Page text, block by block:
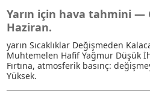
Yarın için hava tahmini —
Haziran.
yarın Sıcaklıklar Değişmeden
Muhtemelen Hafif Yağmur Düşük
Fırtına, atmosferik basınç:
Yüksek.